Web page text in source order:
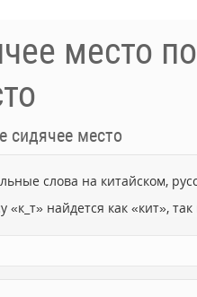
место
сидячее место
слова на китайском,
найдется как «кит», так